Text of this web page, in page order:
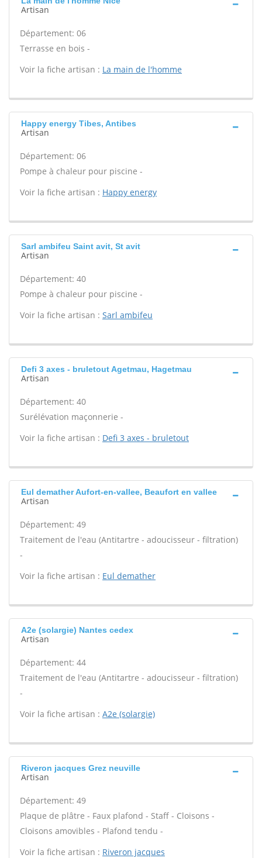
Artisan
Département: 06
Terrasse en bois -
Voir la fiche artisan : La main de l'homme
Happy energy Tibes, Antibes
Artisan
Département: 06
Pompe à chaleur pour piscine -
Voir la fiche artisan : Happy energy
Sarl ambifeu Saint avit, St avit
Artisan
Département: 40
Pompe à chaleur pour piscine -
Voir la fiche artisan : Sarl ambifeu
Defi 3 axes - bruletout Agetmau, Hagetmau
Artisan
Département: 40
Surélévation maçonnerie -
Voir la fiche artisan : Defi 3 axes - bruletout
Eul demather Aufort-en-vallee, Beaufort en vallee
Artisan
Département: 49
Traitement de l'eau (Antitartre - adoucisseur - filtration)
-
Voir la fiche artisan : Eul demather
A2e (solargie) Nantes cedex
Artisan
Département: 44
Traitement de l'eau (Antitartre - adoucisseur - filtration)
-
Voir la fiche artisan : A2e (solargie)
Riveron jacques Grez neuville
Artisan
Département: 49
Plaque de plâtre - Faux plafond - Staff - Cloisons -
Cloisons amovibles - Plafond tendu -
Voir la fiche artisan : Riveron jacques